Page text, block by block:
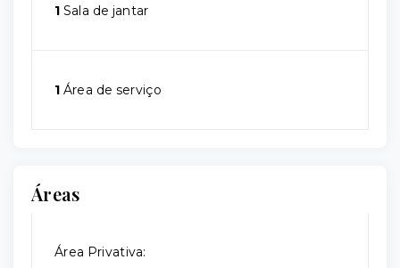
1 Sala de jantar
1 Área de serviço
Áreas
Área Privativa: